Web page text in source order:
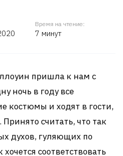
Время на чтение:
7 минут
пришла к нам с
ночь в году все
костюмы и ходят в гости,
считать, что так
духов, гуляющих по
соответствовать